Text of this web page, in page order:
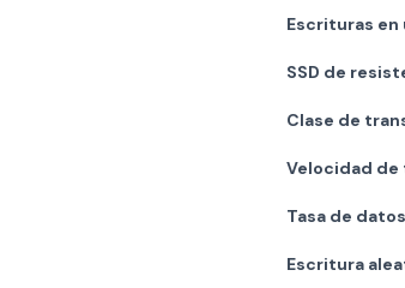
Escrituras en
SSD de
Clase de
Velocidad de
Tasa de
Escritura